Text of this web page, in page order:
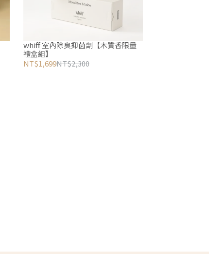
whiff 室內除臭抑菌劑【木質香限量
禮盒組】
NT$1,699NT$2,300